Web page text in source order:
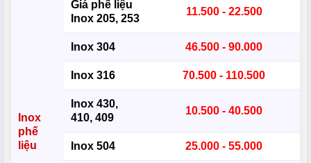
Inox
phế
liệu
Giá phế liệu
Inox 205, 253
11.500 - 22.500
Inox 304 46.500 - 90.000
Inox 316 70.500 - 110.500
Inox 430,
410, 409
10.500 - 40.500
Inox 504 25.000 - 55.000